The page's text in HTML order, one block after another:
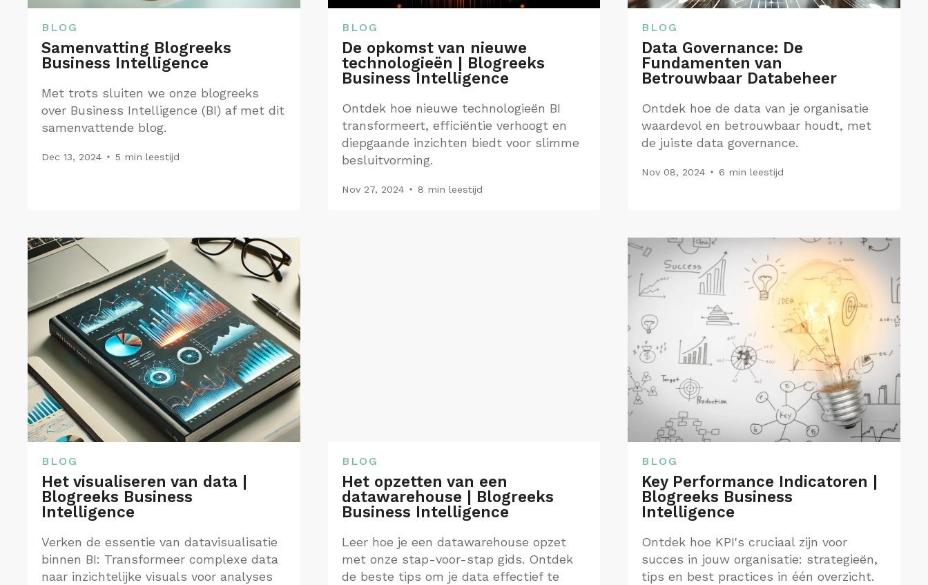
BLOG
Samenvatting Blogreeks
Business Intelligence
Met trots sluiten we onze blogreeks
over Business Intelligence (BI) af met dit
samenvattende blog.
Dec 13, 2024 5 min leestijd
BLOG
De opkomst van nieuwe
technologieën | Blogreeks
Business Intelligence
Ontdek hoe nieuwe technologieën BI
transformeert, efficiëntie verhoogt en
diepgaande inzichten biedt voor slimme
besluitvorming.
Nov 27, 2024 8 min leestijd
BLOG
Data Governance: De
Fundamenten van
Betrouwbaar Databeheer
Ontdek hoe de data van je organisatie
waardevol en betrouwbaar houdt, met
de juiste data governance.
Nov 08, 2024 6 min leestijd
BLOG
Het visualiseren van data |
Blogreeks Business
Intelligence
Verken de essentie van datavisualisatie
binnen BI: Transformeer complexe data
naar inzichtelijke visuals voor analyses
BLOG
Het opzetten van een
datawarehouse | Blogreeks
Business Intelligence
Leer hoe je een datawarehouse opzet
met onze stap-voor-stap gids. Ontdek
de beste tips om je data effectief te
BLOG
Key Performance Indicatoren |
Blogreeks Business
Intelligence
Ontdek hoe KPI's cruciaal zijn voor
succes in jouw organisatie: strategieën,
tips en best practices in één overzicht.